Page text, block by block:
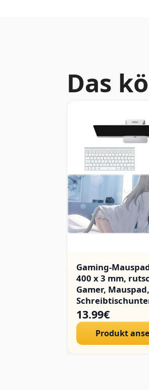
Das
Gaming-
400 x 3 mm,
Gamer,
Mausunterlage,
Computer-
Girl Mouse Pad
13.99€
Produkt